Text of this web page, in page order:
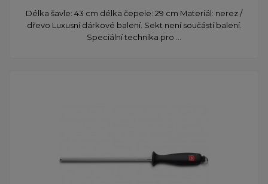
Délka šavle: 43 cm délka čepele: 29 cm Materiál: nerez /
dřevo Luxusní dárkové balení. Sekt není součástí balení.
Speciální technika pro ...